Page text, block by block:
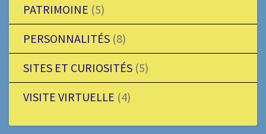
PATRIMOINE (5)
PERSONNALITÉS (8)
SITES ET CURIOSITÉS (5)
VISITE VIRTUELLE (4)